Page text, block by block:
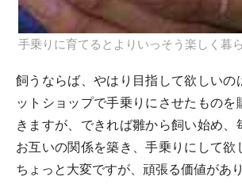
手乗りに育てるとよりいっそう楽しく暮ら
飼うならば、やはり目指して欲しいの
ットショップで手乗りにさせたものを
きますが、できれば雛から飼い始め、
お互いの関係を築き、手乗りにして欲
ちょっと大変ですが、頑張る価値があり